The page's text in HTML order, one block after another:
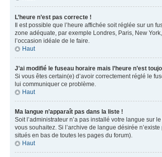
L’heure n’est pas correcte !
Il est possible que l’heure affichée soit réglée sur un
zone adéquate, par exemple Londres, Paris, New
l’occasion idéale de le faire.
Haut
J’ai modifié le fuseau horaire mais l’heure n’est
Si vous êtes certain(e) d’avoir correctement réglé le
lui communiquer ce problème.
Haut
Ma langue n’apparaît pas dans la liste !
Soit l’administrateur n’a pas installé votre langue sur
vous souhaitez. Si l’archive de langue désirée
situés en bas de toutes les pages du forum).
Haut